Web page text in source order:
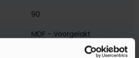
90
MDF - Voorgelakt